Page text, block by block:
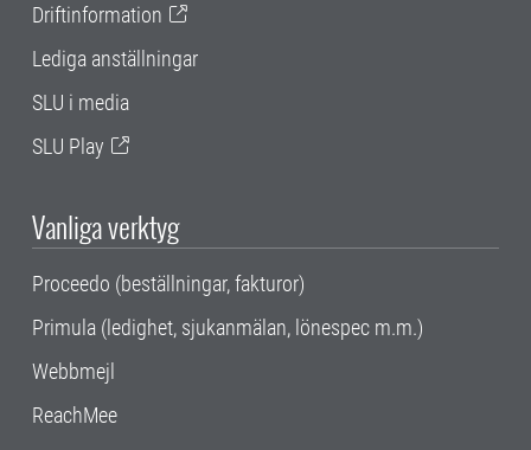
Driftinformation
Lediga anställningar
SLU i media
SLU Play
Vanliga verktyg
Proceedo (beställningar, fakturor)
Primula (ledighet, sjukanmälan, lönespec m.m.)
Webbmejl
ReachMee